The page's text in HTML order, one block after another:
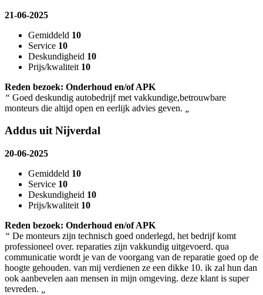
21-06-2025
Gemiddeld 10
Service 10
Deskundigheid 10
Prijs/kwaliteit 10
Reden bezoek: Onderhoud en/of APK
“ Goed deskundig autobedrijf met vakkundige,betrouwbare
monteurs die altijd open en eerlijk advies geven.
Addus uit Nijverdal
20-06-2025
Gemiddeld 10
Service 10
Deskundigheid 10
Prijs/kwaliteit 10
Reden bezoek: Onderhoud en/of APK
“ De monteurs zijn technisch goed onderlegd, het bedrijf komt
professioneel over. reparaties zijn vakkundig uitgevoerd. qua
communicatie wordt je van de voorgang van de reparatie goed op de
hoogte gehouden. van mij verdienen ze een dikke 10. ik zal hun dan
ook aanbevelen aan mensen in mijn omgeving. deze klant is super
tevreden.